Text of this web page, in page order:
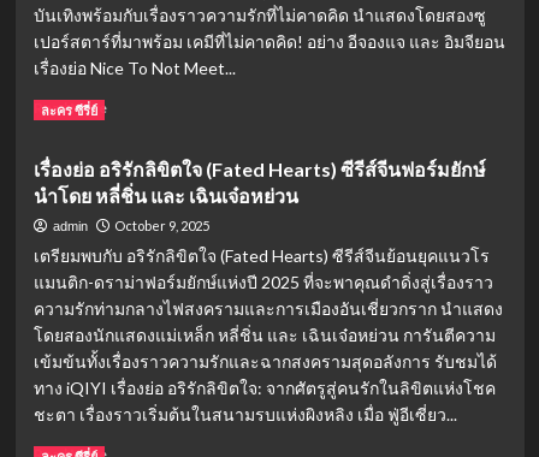
“น้ำ
ผึ้ง
ขม
ตอน
นี้
การก
ลับ
ของ
“โดม
ปกรณ์
ลัม”
ใน
บทบาท
ท้าทาย
บันเทิงพร้อมกับเรื่องราวความรักที่ไม่คาดคิด นำแสดงโดยสองซู
เปอร์สตาร์ที่มาพร้อม เคมีที่ไม่คาดคิด! อย่าง อีจองแจ และ อิมจียอน
เรื่องย่อ Nice To Not Meet...
Read MoreRead
อี
จอง
แจ
อิม
จี
ยอน
พลิก
บทบาท
ใน
To
ละคร ซีรี่ย์
เรื่องย่อ อริรักลิขิตใจ (Fated Hearts) ซีรีส์จีนฟอร์มยักษ์
นำโดย หลี่ชิ่น และ เฉินเจ๋อหย่วน
admin October 9, 2025
เตรียมพบกับ อริรักลิขิตใจ (Fated Hearts) ซีรีส์จีนย้อนยุคแนวโร
แมนติก-ดราม่าฟอร์มยักษ์แห่งปี 2025 ที่จะพาคุณดำดิ่งสู่เรื่องราว
ความรักท่ามกลางไฟสงครามและการเมืองอันเชี่ยวกราก นำแสดง
โดยสองนักแสดงแม่เหล็ก หลี่ชิ่น และ เฉินเจ๋อหย่วน การันตีความ
เข้มข้นทั้งเรื่องราวความรักและฉากสงครามสุดอลังการ รับชมได้
ทาง iQIYI เรื่องย่อ อริรักลิขิตใจ: จากศัตรูสู่คนรักในลิขิตแห่งโชค
ชะตา เรื่องราวเริ่มต้นในสนามรบแห่งผิงหลิง เมื่อ ฟู่อีเซี่ยว...
Read